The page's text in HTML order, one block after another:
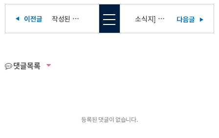
작성된 글이 없습니다. 소식지] 아인다움 7호
댓글목록
등록된 댓글이 없습니다.